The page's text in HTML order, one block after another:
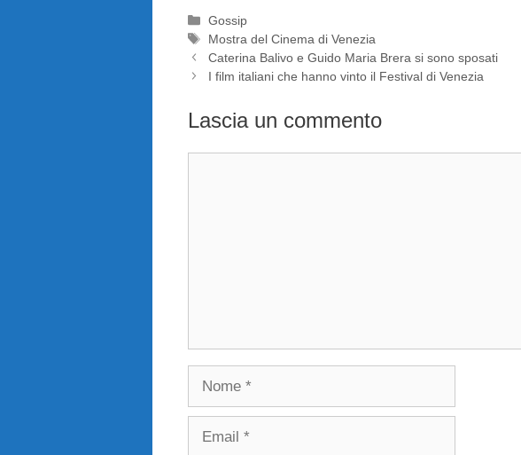
Categorie
Gossip
Tag
Mostra del Cinema di Venezia
Caterina Balivo e Guido Maria Brera si sono sposati
I film italiani che hanno vinto il Festival di Venezia
Lascia un commento
Nome
Email